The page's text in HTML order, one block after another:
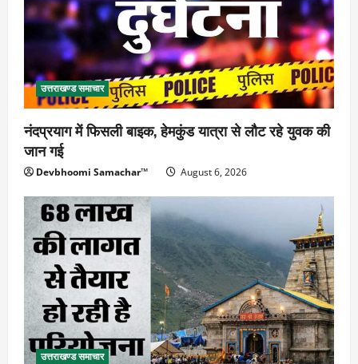
उत्तराखण्ड समाचार
नंदप्रयाग में फिसली बाइक, हेमकुंड यात्रा से लौट रहे युवक की
जान गई
Devbhoomi Samachar™ August 6, 2026
उत्तराखण्ड समाचार